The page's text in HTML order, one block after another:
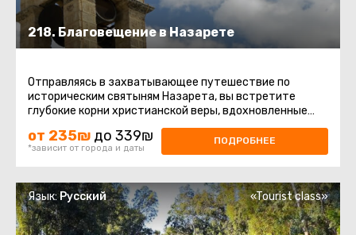
218. Благовещение в Назарете
Отправляясь в захватывающее путешествие по
историческим святыням Назарета, вы встретите
глубокие корни христианской веры, вдохновленные
величием моментов, связанных ...
от 235₪ до 339₪
*зависит от города и даты
ПОДРОБНЕЕ
Язык:Русский «Tourist class»